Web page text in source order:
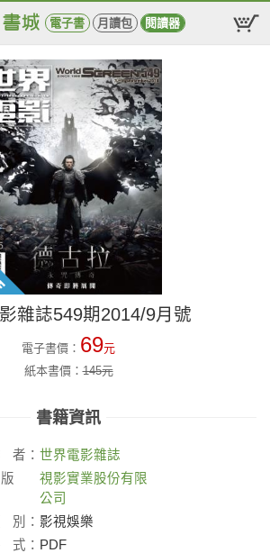
電子書 月讀包 閱讀器
雜誌549期2014/9月號
電子書價： 69元
紙本書價：145元
書籍資訊
者： 世界電影雜誌
視影實業股份有限
公司
別： 影視娛樂
式： PDF